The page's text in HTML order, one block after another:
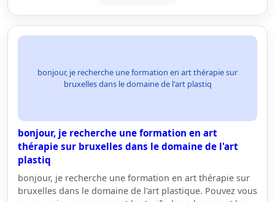
bonjour, je recherche une formation en art thérapie sur
bruxelles dans le domaine de l'art plastiq
bonjour, je recherche une formation en art
thérapie sur bruxelles dans le domaine de l'art
plastiq
bonjour, je recherche une formation en art thérapie sur
bruxelles dans le domaine de l'art plastique. Pouvez vous